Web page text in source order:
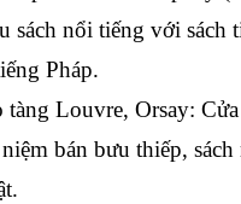
sách nổi tiếng với sách
Pháp.
tàng Louvre, Orsay:
bán bưu thiếp, sách